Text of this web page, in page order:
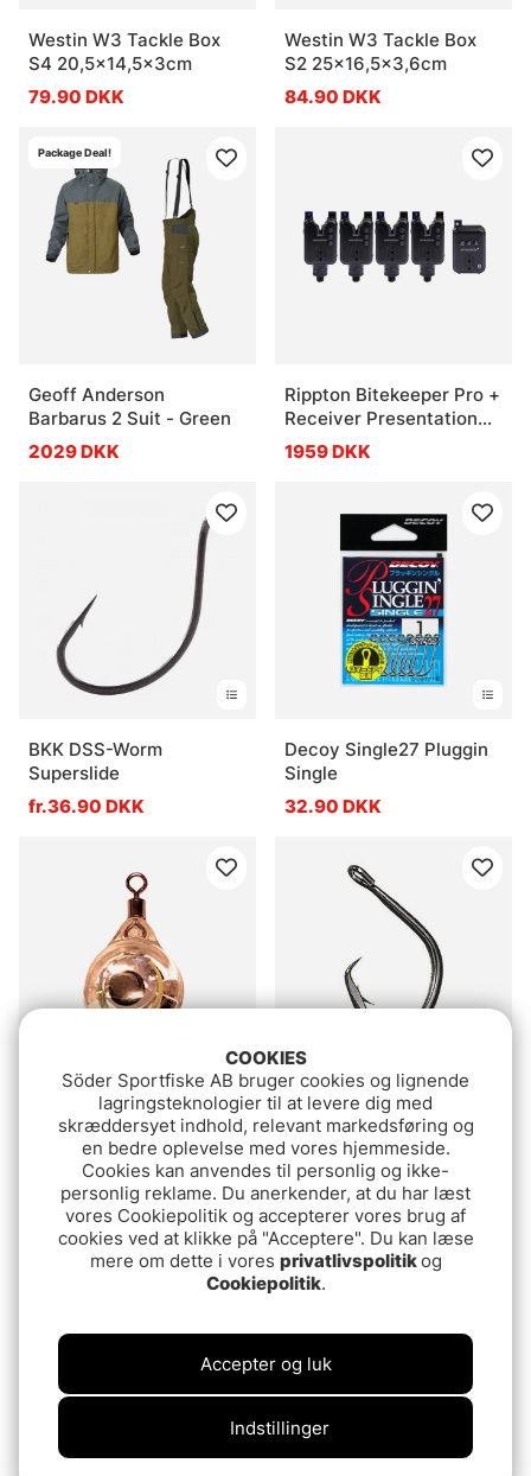
Westin W3 Tackle Box
S4 20,5x14,5x3cm
79.90 DKK
Westin W3 Tackle Box
S2 25x16,5x3,6cm
84.90 DKK
Package Deal!
Geoff Anderson
Barbarus 2 Suit - Green
2029 DKK
Rippton Bitekeeper Pro +
Receiver Presentation
Kit - 4 Rod
1959 DKK
BKK DSS-Worm
Superslide
fr.36.90 DKK
Decoy Single27 Pluggin
Single
32.90 DKK
FIBE Ögonblink Mini
32.90 DKK
Owner Circle Hook Super
Muto X-Strong
fr.84.90 DKK
Grundéns Watchhouse
Savage Gear WP
COOKIES
Söder Sportfiske AB bruger cookies og lignende
lagringsteknologier til at levere dig med
skræddersyet indhold, relevant markedsføring og
en bedre oplevelse med vores hjemmeside.
Cookies kan anvendes til personlig og ikke-
personlig reklame. Du anerkender, at du har læst
vores Cookiepolitik og accepterer vores brug af
cookies ved at klikke på "Acceptere". Du kan læse
mere om dette i vores privatlivspolitikog
Cookiepolitik.
Indstillinger
Accepter og luk